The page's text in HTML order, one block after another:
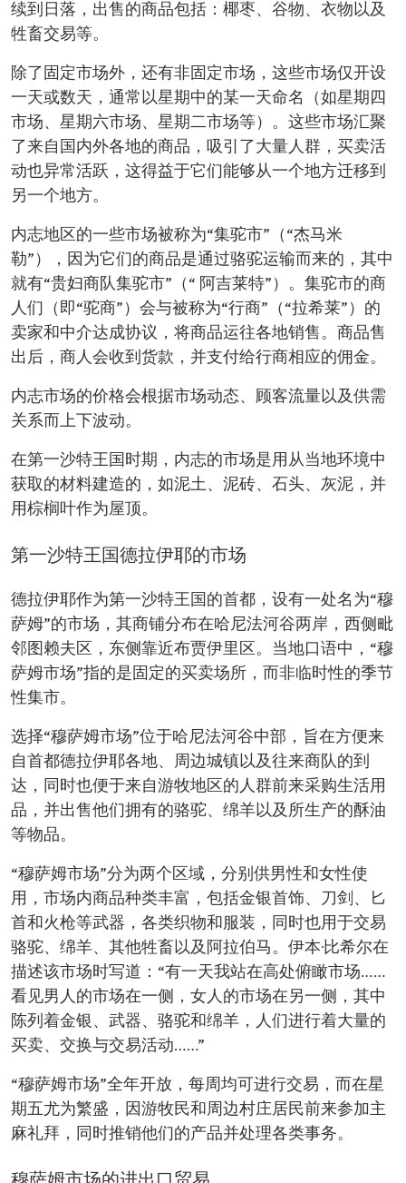
续到日落，出售的商品包括：椰枣、谷物、衣物以及
牲畜交易等。
除了固定市场外，还有非固定市场，这些市场仅开设
一天或数天，通常以星期中的某一天命名（如星期四
市场、星期六市场、星期二市场等）。这些市场汇聚
了来自国内外各地的商品，吸引了大量人群，买卖活
动也异常活跃，这得益于它们能够从一个地方迁移到
另一个地方。
内志地区的一些市场被称为“集驼市”（“杰马米
勒”），因为它们的商品是通过骆驼运输而来的，其中
就有“贵妇商队集驼市”（“ 阿吉莱特”）。集驼市的商
人们（即“驼商”）会与被称为“行商”（“拉希莱”）的
卖家和中介达成协议，将商品运往各地销售。商品售
出后，商人会收到货款，并支付给行商相应的佣金。
内志市场的价格会根据市场动态、顾客流量以及供需
关系而上下波动。
在第一沙特王国时期，内志的市场是用从当地环境中
获取的材料建造的，如泥土、泥砖、石头、灰泥，并
用棕榈叶作为屋顶。
第一沙特王国德拉伊耶的市场
德拉伊耶作为第一沙特王国的首都，设有一处名为“穆
萨姆”的市场，其商铺分布在哈尼法河谷两岸，西侧毗
邻图赖夫区，东侧靠近布贾伊里区。当地口语中，“穆
萨姆市场”指的是固定的买卖场所，而非临时性的季节
性集市。
选择“穆萨姆市场”位于哈尼法河谷中部，旨在方便来
自首都德拉伊耶各地、周边城镇以及往来商队的到
达，同时也便于来自游牧地区的人群前来采购生活用
品，并出售他们拥有的骆驼、绵羊以及所生产的酥油
等物品。
“穆萨姆市场”分为两个区域，分别供男性和女性使
用，市场内商品种类丰富，包括金银首饰、刀剑、匕
首和火枪等武器，各类织物和服装，同时也用于交易
骆驼、绵羊、其他牲畜以及阿拉伯马。伊本·比希尔在
描述该市场时写道：“有一天我站在高处俯瞰市场……
看见男人的市场在一侧，女人的市场在另一侧，其中
陈列着金银、武器、骆驼和绵羊，人们进行着大量的
买卖、交换与交易活动……”
“穆萨姆市场”全年开放，每周均可进行交易，而在星
期五尤为繁盛，因游牧民和周边村庄居民前来参加主
麻礼拜，同时推销他们的产品并处理各类事务。